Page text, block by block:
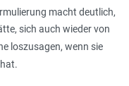
macht deutlich,
sich auch wieder von
loszusagen, wenn sie